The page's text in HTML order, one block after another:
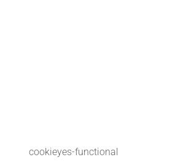
cookieyes-functional